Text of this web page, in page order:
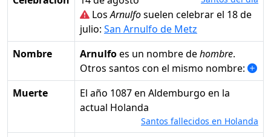
LosArnulfosuelen celebrar el 18 de
julio: San Arnulfo de Metz
Nombre
Arnulfoes un nombre dehombre.
Otros santos con el mismo nombre:
Muerte
el año 1087 en Aldemburgo en la
actual Holanda
Santos fallecidos en Holanda